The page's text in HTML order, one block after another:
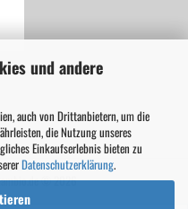
und andere
auch von Drittanbietern, um die
die Nutzung unseres
Einkaufserlebnis bieten zu
Datenschutzerklärung.
© 2026